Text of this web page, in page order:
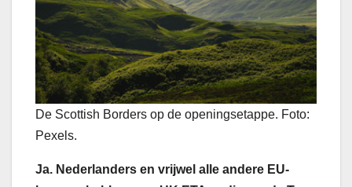
De Scottish Borders op de openingsetappe. Foto:
Pexels.
Ja. Nederlanders en vrijwel alle andere EU-